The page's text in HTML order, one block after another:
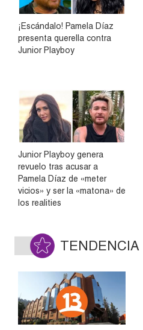
¡Escándalo! Pamela Díaz
presenta querella contra
Junior Playboy
Junior Playboy genera
revuelo tras acusar a
Pamela Díaz de «meter
vicios» y ser la «matona» de
los realities
TENDENCIA